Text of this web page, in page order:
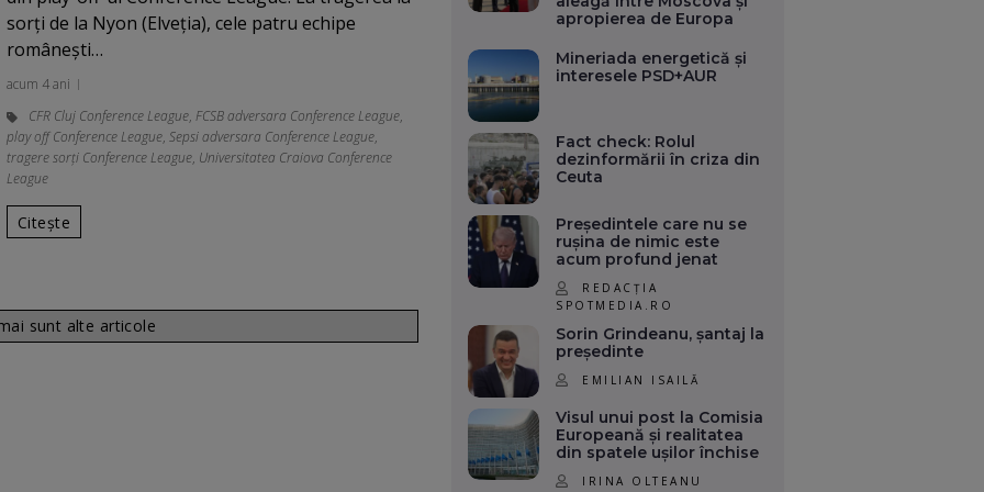
sorți de la Nyon (Elveția), cele patru echipe
românești…
acum 4 ani
CFR Cluj Conference League, FCSB adversara Conference League,
play off Conference League, Sepsi adversara Conference League,
tragere sorți Conference League, Universitatea Craiova Conference
League
Citește
sunt alte articole
apropierea de Europa
Mineriada energetică și
interesele PSD+AUR
Fact check: Rolul
dezinformării în criza din
Ceuta
Președintele care nu se
rușina de nimic este
acum profund jenat
REDACȚIA
SPOTMEDIA.RO
Sorin Grindeanu, șantaj la
președinte
EMILIAN ISAILĂ
Visul unui post la Comisia
Europeană și realitatea
din spatele ușilor închise
IRINA OLTEANU